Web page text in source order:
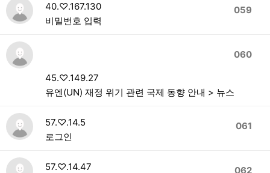
059
40.♡.167.130
비밀번호 입력
060
45.♡.149.27
유엔(UN) 재정 위기 관련 국제 동향 안내 > 뉴스
061
57.♡.14.5
로그인
062
57.♡.14.47